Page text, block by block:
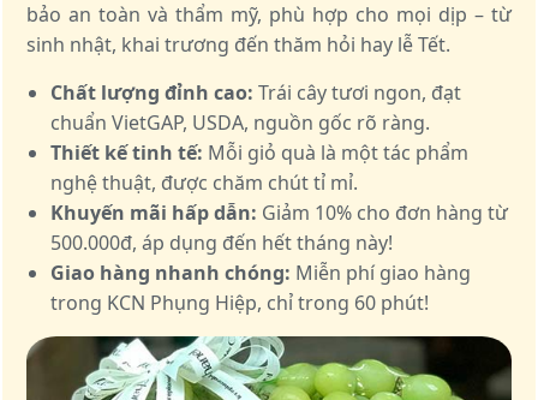
bảo an toàn và thẩm mỹ, phù hợp cho mọi dịp – từ
sinh nhật, khai trương đến thăm hỏi hay lễ Tết.
Chất lượng đỉnh cao: Trái cây tươi ngon, đạt
chuẩn VietGAP, USDA, nguồn gốc rõ ràng.
Thiết kế tinh tế: Mỗi giỏ quà là một tác phẩm
nghệ thuật, được chăm chút tỉ mỉ.
Khuyến mãi hấp dẫn: Giảm 10% cho đơn hàng từ
500.000đ, áp dụng đến hết tháng này!
Giao hàng nhanh chóng: Miễn phí giao hàng
trong KCN Phụng Hiệp, chỉ trong 60 phút!